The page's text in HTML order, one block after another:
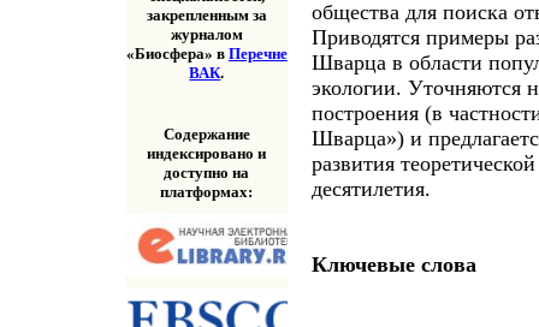
закрепленным за
журналом
«Биосфера» в Перечне
ВАК.
Содержание
индексировано и
доступно на
платформах:
общества для поиска
Приводятся примеры
Шварца в области
экологии. Уточняются
построения (в
Шварца») и
развития
десятилетия.
Ключевые слова